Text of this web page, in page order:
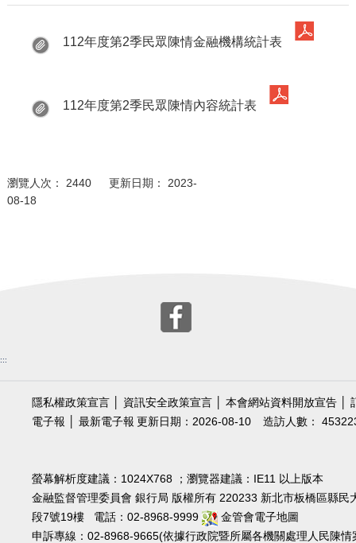
112年度第2季民眾陳情金融機構統計表
112年度第2季民眾陳情內容統計表
瀏覽人次： 2440 更新日期： 2023-
08-18
:::
隱私權政策宣言 資訊安全政策宣言 本會網站資料開放宣告
電子報
最新電子報 造訪人數：
更新日期：2026-08-10
螢幕解析度建議：1024X768 ；瀏覽器建議：IE11 以上版本
金融監督管理委員會 銀行局 版權所有 220233 新北市板橋區縣民
段7號19樓 電話：02-8968-9999
金管會電子地圖
申訴專線：02-8968-9665(依據行政院暨所屬各機關處理人民陳情